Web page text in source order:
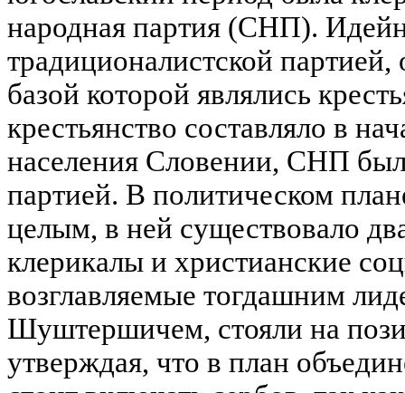
народная партия (СНП).
традиционалистской
базой которой являлись
крестьянство составляло в
населения Словении, СНП
партией. В политическом
целым, в ней существовало
клерикалы и христианские
возглавляемые тогдашним
Шуштершичем, стояли на
утверждая, что в план